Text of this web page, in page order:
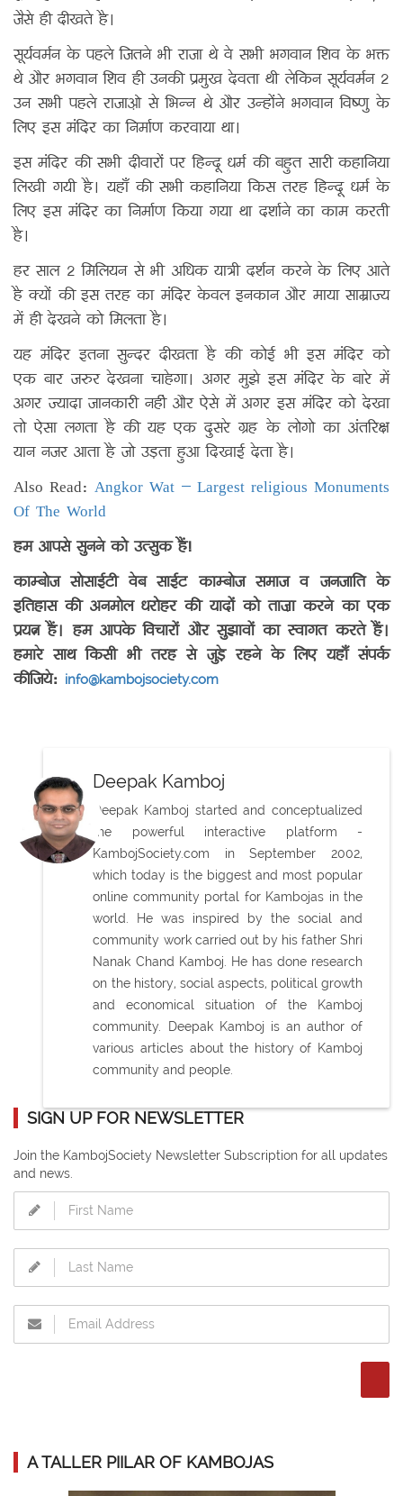
जैसे ही दीखते है।
सूर्यवर्मन के पहले जितने भी राजा थे वे सभी भगवान शिव के भक्त
थे और भगवान शिव ही उनकी प्रमुख देवता थी लेकिन सूर्यवर्मन 2
उन सभी पहले राजाओ से भिन्न थे और उन्होंने भगवान विष्णु के
लिए इस मंदिर का निर्माण करवाया था।
इस मंदिर की सभी दीवारों पर हिन्दू धर्म की बहुत सारी कहानिया
लिखी गयी है। यहाँ की सभी कहानिया किस तरह हिन्दू धर्म के
लिए इस मंदिर का निर्माण किया गया था दर्शाने का काम करती
है।
हर साल 2 मिलियन से भी अधिक यात्री दर्शन करने के लिए आते
है क्यों की इस तरह का मंदिर केवल इनकान और माया साम्राज्य
में ही देखने को मिलता है।
यह मंदिर इतना सुन्दर दीखता है की कोई भी इस मंदिर को
एक बार जरुर देखना चाहेगा। अगर मुझे इस मंदिर के बारे में
अगर ज्यादा जानकारी नहीं और ऐसे में अगर इस मंदिर को देखा
तो ऐसा लगता है की यह एक दुसरे ग्रह के लोगो का अंतरिक्ष
यान नजर आता है जो उड़ता हुआ दिखाई देता है।
Also Read:Angkor Wat – Largest religious Monuments
Of The World
हम आपसे सुनने को उत्सुक हैं!
काम्बोज सोसाईटी वेब साईट काम्बोज समाज व जनजाति के
इतिहास की अनमोल धरोहर की यादों को ताज़ा करने का एक
प्रयत्न हैं। हम आपके विचारों और सुझावों का स्वागत करते हैं।
हमारे साथ किसी भी तरह से जुड़े रहने के लिए यहाँ संपर्क
कीजिये: info@kambojsociety.com
Deepak Kamboj
Deepak Kamboj started and conceptualized
the powerful interactive platform -
KambojSociety.com in September 2002,
which today is the biggest and most popular
online community portal for Kambojas in the
world. He was inspired by the social and
community work carried out by his father Shri
Nanak Chand Kamboj. He has done research
on the history, social aspects, political growth
and economical situation of the Kamboj
community. Deepak Kamboj is an author of
various articles about the history of Kamboj
community and people.
SIGN UP FOR NEWSLETTER
Join the KambojSociety Newsletter Subscription for all updates
and news.
A TALLER PIILAR OF KAMBOJAS